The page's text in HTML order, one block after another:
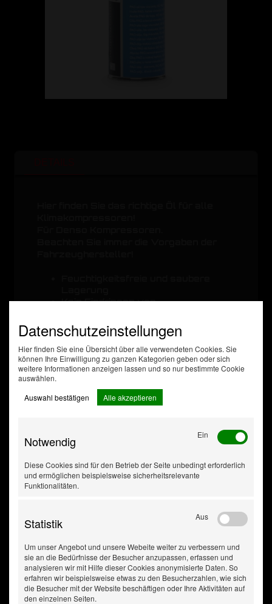
Kein Eindringen von
Service Center
Lange Lagerzeiten beeinflussen die
Produktqualität nicht
Hohes Speichervolumen verlängert
die Wechselintervalle
Datenschutzeinstellungen
Hier finden Sie eine Übersicht über alle verwendeten Cookies. Sie
können Ihre Einwilligung zu ganzen Kategorien geben oder sich
weitere Informationen anzeigen lassen und so nur bestimmte Cookie
auswählen.
Auswahl bestätigen
Alle akzeptieren
Notwendig Ein
Diese Cookies sind für den Betrieb der Seite unbedingt erforderlich
und ermöglichen beispielsweise sicherheitsrelevante
Funktionalitäten.
Statistik Aus
Um unser Angebot und unsere Webeite weiter zu verbessern und
sie an die Bedürfnisse der Besucher anzupassen, erfassen und
analysieren wir mit Hilfe dieser Cookies anonymisierte Daten. So
erfahren wir beispielsweise etwas zu den Besucherzahlen, wie sich
die Besucher mit der Website beschäftigen oder Ihre Aktivitäten auf
den einzelnen Seiten.